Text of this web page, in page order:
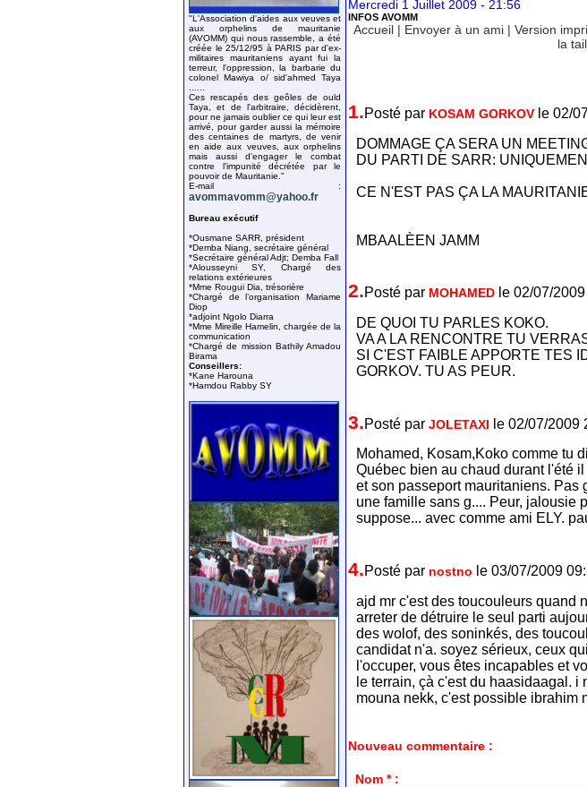
"L'Association d'aides aux veuves et
aux orphelins de mauritanie
(AVOMM) qui nous rassemble, a été
créée le 25/12/95 à PARIS par d'ex-
militaires mauritaniens ayant fui la
terreur, l'oppression, la barbarie du
colonel Mawiya o/ sid'ahmed Taya
Ces rescapés des geôles de ould
Taya, et de l'arbitraire, décidèrent,
pour ne jamais oublier ce qui leur est
arrivé, pour garder aussi la mémoire
des centaines de martyrs, de venir
en aide aux veuves, aux orphelins
mais aussi d'engager le combat
contre l'impunité décrétée par le
pouvoir de Mauritanie."
E-mail :
avommavomm@yahoo.fr
Bureau exécutif
*Ousmane SARR, président
*Demba Niang, secrétaire général
*Secrétaire général Adjt; Demba Fall
*Alousseyni SY, Chargé des
relations extérieures
*Mme Rougui Dia, trésorière
*Chargé de l’organisation Mariame
Diop
*adjoint Ngolo Diarra
*Mme Mireille Hamelin, chargée de la
communication
*Chargé de mission Bathily Amadou
Birama
Conseillers:
*Kane Harouna
*Hamdou Rabby SY
Mercredi 1 Juillet 2009 - 21:56
INFOS AVOMM
Accueil | Envoyer à un ami | Version
la
1.Posté par KOSAM GORKOV le 02/
DOMMAGE ÇA SERA UN
DU PARTI DE SARR:
CE N'EST PAS ÇA LA
MBAALÈEN JAMM
2.Posté par MOHAMED le 02/07/
DE QUOI TU PARLES KOKO.
VA A LA RENCONTRE TU
SI C'EST FAIBLE APPORTE TES
GORKOV. TU AS PEUR.
3.Posté par JOLETAXI le 02/07/2009
Mohamed, Kosam,Koko comme tu
Québec bien au chaud durant l'été
et son passeport mauritaniens. Pas
une famille sans g.... Peur, jalousie
suppose... avec comme ami ELY.
4.Posté par nostno le 03/07/2009
ajd mr c'est des toucouleurs quand
arreter de détruire le seul parti
des wolof, des soninkés, des
candidat n'a. soyez sérieux, ceux
l'occuper, vous êtes incapables et
le terrain, çà c'est du haasidaagal.
mouna nekk, c'est possible ibrahim
Nouveau commentaire :
Nom * :